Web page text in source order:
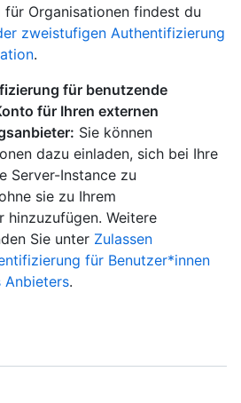
Organisationen findest du
zweistufigen Authentifizierung
.
für benutzende
für Ihren externen
Sie können
dazu einladen, sich bei Ihre
Server-Instance zu
sie zu Ihrem
hinzuzufügen. Weitere
Sie unter Zulassen
für Benutzer*innen
Anbieters.